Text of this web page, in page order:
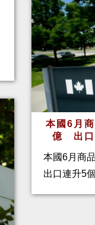
本國6月
億 出口
本國6月商
出口連升5